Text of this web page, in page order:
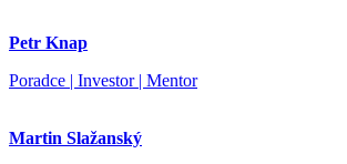
Petr Knap
Poradce | Investor | Mentor
Martin Slažanský